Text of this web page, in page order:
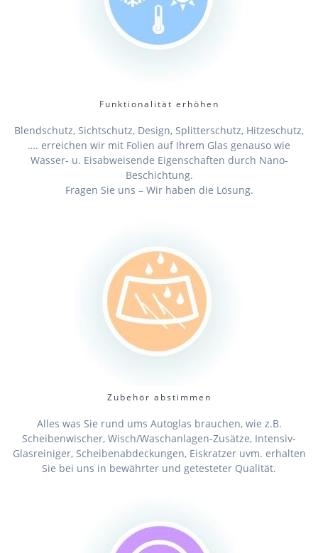
Funktionalität erhöhen
Blendschutz, Sichtschutz, Design, Splitterschutz, Hitzeschutz,
…. erreichen wir mit Folien auf Ihrem Glas genauso wie
Wasser- u. Eisabweisende Eigenschaften durch Nano-
Beschichtung.
Fragen Sie uns – Wir haben die Lösung.
Zubehör abstimmen
Alles was Sie rund ums Autoglas brauchen, wie z.B.
Scheibenwischer, Wisch/Waschanlagen-Zusätze, Intensiv-
Glasreiniger, Scheibenabdeckungen, Eiskratzer uvm. erhalten
Sie bei uns in bewährter und getesteter Qualität.